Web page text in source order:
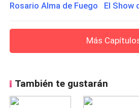
Rosario Alma de Fuego El Show
Más
También te gustarán